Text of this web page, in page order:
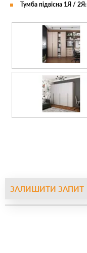
ЗАЛИШИТИ ЗАПИТ
Тумба підвісна 1Я / 2Я: